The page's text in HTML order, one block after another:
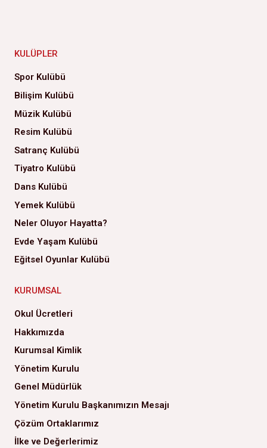
KULÜPLER
Spor Kulübü
Bilişim Kulübü
Müzik Kulübü
Resim Kulübü
Satranç Kulübü
Tiyatro Kulübü
Dans Kulübü
Yemek Kulübü
Neler Oluyor Hayatta?
Evde Yaşam Kulübü
Eğitsel Oyunlar Kulübü
KURUMSAL
Okul Ücretleri
Hakkımızda
Kurumsal Kimlik
Yönetim Kurulu
Genel Müdürlük
Yönetim Kurulu Başkanımızın Mesajı
Çözüm Ortaklarımız
İlke ve Değerlerimiz